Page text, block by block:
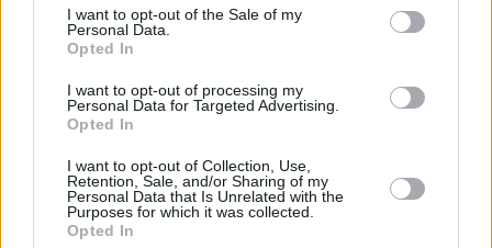
I want to opt-out of the Sale of my
Personal Data.
Opted In
I want to opt-out of processing my
Personal Data for Targeted Advertising.
Opted In
I want to opt-out of Collection, Use,
Retention, Sale, and/or Sharing of my
Personal Data that Is Unrelated with the
Purposes for which it was collected.
Opted In
Νέο καθεστώς για δεύτερη σύνταξη στο Δημόσιο: Τι
προβλέπεται για τους δικαιούχους